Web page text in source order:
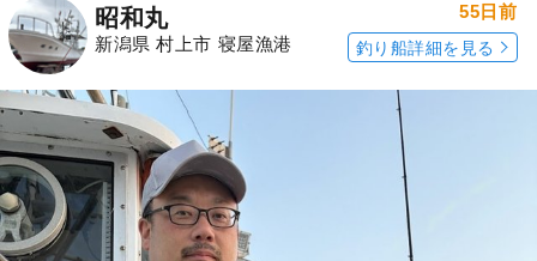
昭和丸
新潟県 村上市 寝屋漁港
55日前
釣り船詳細を見る